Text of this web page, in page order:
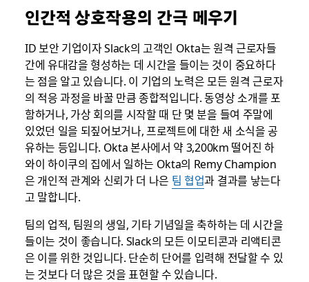
인간적 상호작용의 간극 메우기
ID 보안 기업이자 Slack의 고객인 Okta는 원격 근로자들
간에 유대감을 형성하는 데 시간을 들이는 것이 중요하다
는 점을 알고 있습니다. 이 기업의 노력은 모든 원격 근로자
의 적응 과정을 바꿀 만큼 종합적입니다. 동영상 소개를 포
함하거나, 가상 회의를 시작할 때 단 몇 분을 들여 주말에
있었던 일을 되짚어보거나, 프로젝트에 대한 새 소식을 공
유하는 등입니다. Okta 본사에서 약 3,200km 떨어진 하
와이 하이쿠의 집에서 일하는 Okta의 Remy Champion
은 개인적 관계와 신뢰가 더 나은 팀 협업과 결과를 낳는다
고 말합니다.
팀의 업적, 팀원의 생일, 기타 기념일을 축하하는 데 시간을
들이는 것이 좋습니다. Slack의 모든 이모티콘과 리액티콘
은 이를 위한 것입니다. 단순히 단어를 입력해 전달할 수 있
는 것보다 더 많은 것을 표현할 수 있습니다.